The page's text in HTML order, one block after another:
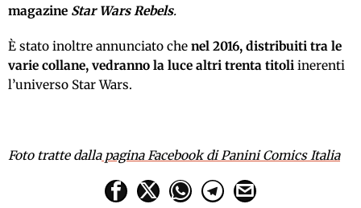
magazine Star Wars Rebels.
È stato inoltre annunciato che nel 2016, distribuiti tra le
varie collane, vedranno la luce altri trenta titoli inerenti
l’universo Star Wars.
Foto tratte dallapagina Facebook di Panini Comics Italia